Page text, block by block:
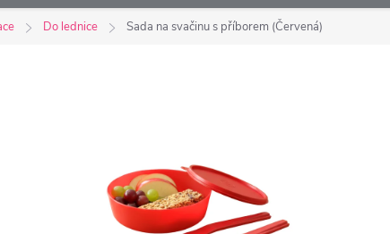
Do lednice Sada na svačinu s příborem (Červená)